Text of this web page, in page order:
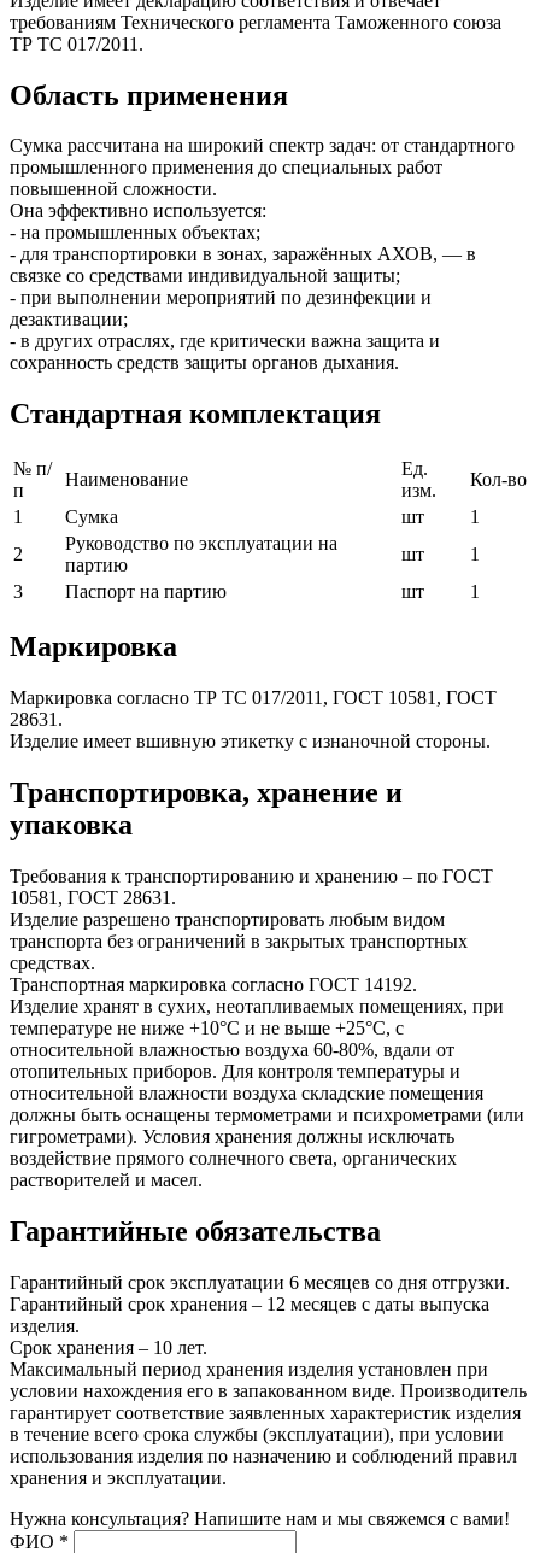
требованиям Технического регламента Таможенного союза
ТР ТС 017/2011.
Область применения
Сумка рассчитана на широкий спектр задач: от стандартного
промышленного применения до специальных работ
повышенной сложности.
Она эффективно используется:
- на промышленных объектах;
- для транспортировки в зонах, заражённых АХОВ, — в
связке со средствами индивидуальной защиты;
- при выполнении мероприятий по дезинфекции и
дезактивации;
- в других отраслях, где критически важна защита и
сохранность средств защиты органов дыхания.
Стандартная комплектация
№ п/
п
Наименование
Ед.
изм.
Кол-во
1
Сумка шт
1
2
Руководство по эксплуатации на
партию
шт
1
3
Паспорт на партию шт 1
Маркировка
Маркировка согласно ТР ТС 017/2011, ГОСТ 10581, ГОСТ
28631.
Изделие имеет вшивную этикетку с изнаночной стороны.
Транспортировка, хранение и
упаковка
Требования к транспортированию и хранению – по ГОСТ
10581, ГОСТ 28631.
Изделие разрешено транспортировать любым видом
транспорта без ограничений в закрытых транспортных
средствах.
Транспортная маркировка согласно ГОСТ 14192.
Изделие хранят в сухих, неотапливаемых помещениях, при
температуре не ниже +10°С и не выше +25°С, с
относительной влажностью воздуха 60-80%, вдали от
отопительных приборов. Для контроля температуры и
относительной влажности воздуха складские помещения
должны быть оснащены термометрами и психрометрами (или
гигрометрами). Условия хранения должны исключать
воздействие прямого солнечного света, органических
растворителей и масел.
Гарантийные обязательства
Гарантийный срок эксплуатации 6 месяцев со дня отгрузки.
Гарантийный срок хранения – 12 месяцев с даты выпуска
изделия.
Срок хранения – 10 лет.
Максимальный период хранения изделия установлен при
условии нахождения его в запакованном виде. Производитель
гарантирует соответствие заявленных характеристик изделия
в течение всего срока службы (эксплуатации), при условии
использования изделия по назначению и соблюдений правил
хранения и эксплуатации.
Нужна консультация? Напишите нам и мы свяжемся с вами!
ФИО *